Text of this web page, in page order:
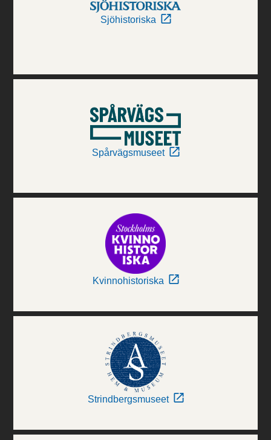
Sjöhistoriska
Spårvägsmuseet
Kvinnohistoriska
Strindbergsmuseet